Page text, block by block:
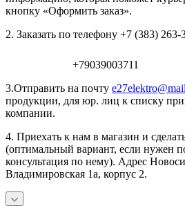
кнопку «Оформить заказ».
2. Заказать по телефону +7 (383)
+79039003711
3.Отправить на почту
продукции, для юр. лиц к списку
компании.
4. Приехать к нам в магазин и
(оптимальный вариант, если нужен
консультация по нему). Адрес
Владимировская 1а, корпус 2.